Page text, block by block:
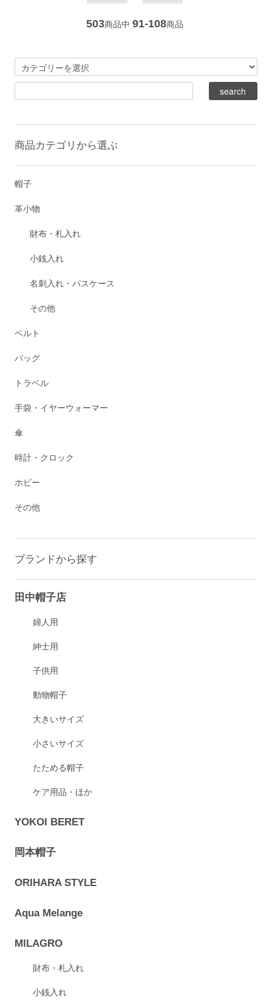
503商品中 91-108商品
商品カテゴリから選ぶ
帽子
革小物
財布・札入れ
小銭入れ
名刺入れ・パスケース
その他
ベルト
バッグ
トラベル
手袋・イヤーウォーマー
傘
時計・クロック
ホビー
その他
ブランドから探す
田中帽子店
婦人用
紳士用
子供用
動物帽子
大きいサイズ
小さいサイズ
たためる帽子
ケア用品・ほか
YOKOI BERET
岡本帽子
ORIHARA STYLE
Aqua Melange
MILAGRO
財布・札入れ
小銭入れ